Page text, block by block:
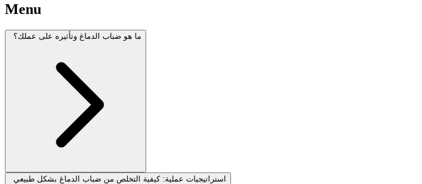
Menu
ما هو ضباب الدماغ وتأثيره على عملك؟
استراتيجيات عملية: كيفية التخلص من ضباب الدماغ بشكل طبيعي